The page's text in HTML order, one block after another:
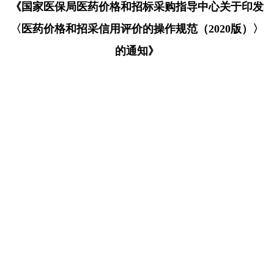
《国家医保局医药价格和招标采购指导中心关于印发
〈医药价格和招采信用评价的操作规范（2020版）〉
的通知》